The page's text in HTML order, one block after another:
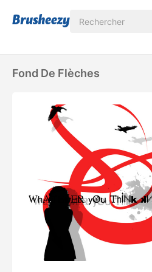
Fond De Flèches